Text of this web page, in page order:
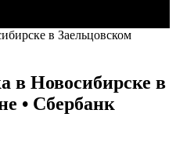
в Новосибирске в
• Сбербанк